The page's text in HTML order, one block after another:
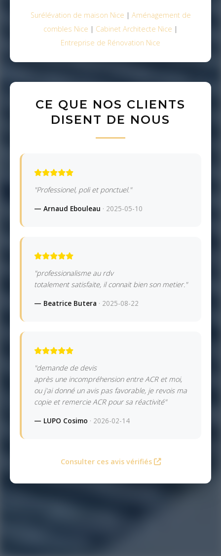
Surélévation de maison Nice | Aménagement de
combles Nice | Cabinet Architecte Nice |
Entreprise de Rénovation Nice
CE QUE NOS CLIENTS
DISENT DE NOUS
"Professionel, poli et ponctuel."
— Arnaud Ebouleau · 2025-05-10
"professionalisme au rdv
totalement satisfaite, il connait bien son metier."
— Beatrice Butera · 2025-08-22
"demande de devis
après une incompréhension entre ACR et moi,
ou j'ai donné un avis pas favorable, je revois ma
copie et remercie ACR pour sa réactivité"
— LUPO Cosimo · 2026-02-14
Consulter ces avis vérifiés